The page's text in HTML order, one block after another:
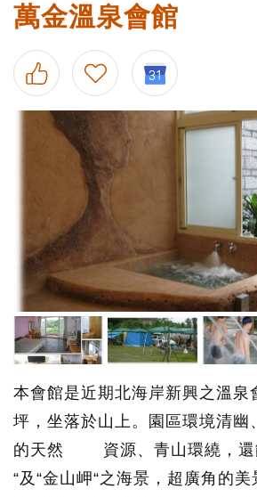
萬金溫泉會館
本會館是近期北海岸新興之溫泉
坪，坐落於山上。園區環境清幽
的天然 資源、青山環繞，還
“及“金山岬“之海景，超廣角的